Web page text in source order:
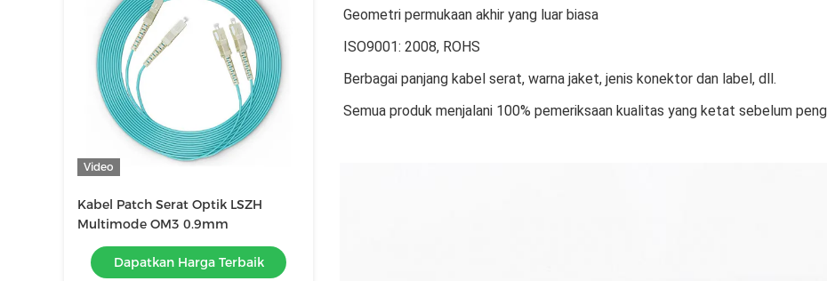
Video
Kabel Patch Serat Optik LSZH
Multimode OM3 0.9mm
Dapatkan Harga Terbaik
Geometri permukaan akhir yang luar biasa
ISO9001: 2008, ROHS
Berbagai panjang kabel serat, warna jaket, jenis konektor dan label, dll.
Semua produk menjalani 100% pemeriksaan kualitas yang ketat sebelum